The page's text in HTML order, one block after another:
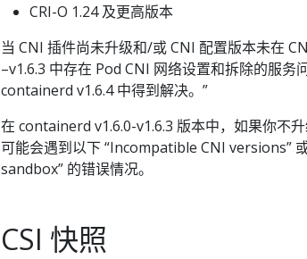
CRI-O 1.24 及更高版本
当 CNI 插件尚未升级和/或 CNI 配置版本未在
–v1.6.3 中存在 Pod CNI 网络设置和拆除的服
containerd v1.6.4 中得到解决。”
在 containerd v1.6.0-v1.6.3 版本中，如果你不
可能会遇到以下 “Incompatible CNI versions”
sandbox” 的错误情况。
CSI 快照